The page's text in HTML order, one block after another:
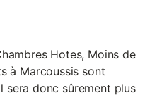
Hotes, Moins de
à Marcoussis sont
sera donc sûrement plus